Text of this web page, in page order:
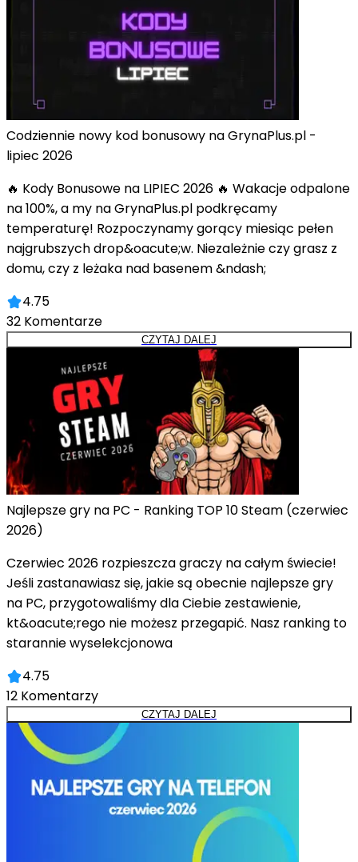
Codziennie nowy kod bonusowy na GrynaPlus.pl -
lipiec 2026
🔥 Kody Bonusowe na LIPIEC 2026 🔥 Wakacje odpalone
na 100%, a my na GrynaPlus.pl podkręcamy
temperaturę! Rozpoczynamy gorący miesiąc pełen
najgrubszych drop&oacute;w. Niezależnie czy grasz z
domu, czy z leżaka nad basenem &ndash;
4.75
32 Komentarze
CZYTAJ DALEJ
Najlepsze gry na PC - Ranking TOP 10 Steam (czerwiec
2026)
Czerwiec 2026 rozpieszcza graczy na całym świecie!
Jeśli zastanawiasz się, jakie są obecnie najlepsze gry
na PC, przygotowaliśmy dla Ciebie zestawienie,
kt&oacute;rego nie możesz przegapić. Nasz ranking to
starannie wyselekcjonowa
4.75
12 Komentarzy
CZYTAJ DALEJ